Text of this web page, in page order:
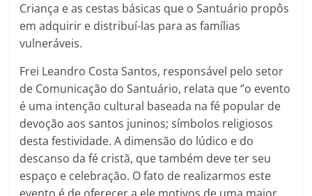
Criança e as cestas básicas que o Santuário propôs
em adquirir e distribuí-las para as famílias
vulneráveis.
Frei Leandro Costa Santos, responsável pelo setor
de Comunicação do Santuário, relata que ‘’o evento
é uma intenção cultural baseada na fé popular de
devoção aos santos juninos; símbolos religiosos
desta festividade. A dimensão do lúdico e do
descanso da fé cristã, que também deve ter seu
espaço e celebração. O fato de realizarmos este